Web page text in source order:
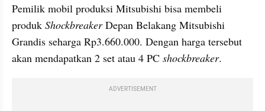
Pemilik mobil produksi Mitsubishi bisa membeli
produk Shockbreaker Depan Belakang Mitsubishi
Grandis seharga Rp3.660.000. Dengan harga tersebut
akan mendapatkan 2 set atau 4 PC shockbreaker.
ADVERTISEMENT